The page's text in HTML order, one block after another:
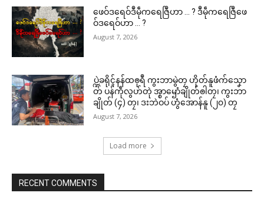
ဖေဝ်ဒရေဝ်ဒဳမဵုကရေဇြဳဟာ … ? ဒဳမဵုကရေဇြဳဖေ
ဝ်ဒရေဝ်ဟာ … ?
August 7, 2026
ပ္ဍဲခရိုၚ်နန်ထၜုရဳ ကွးဘာမွဲတၠ ဟိုတ်နူဖံက်သၞော
တ် ပန်ကဵုလွဟ်တုဲ အ္စာၝောံချိုတ်ၜါတၠ၊ ကွးဘာ
ချိုတ် (၄) တၠ၊ ဒးဘဲဝပ် ဟွံအောန်နူ (၂၀) တၠ
August 7, 2026
Load more
RECENT COMMENTS